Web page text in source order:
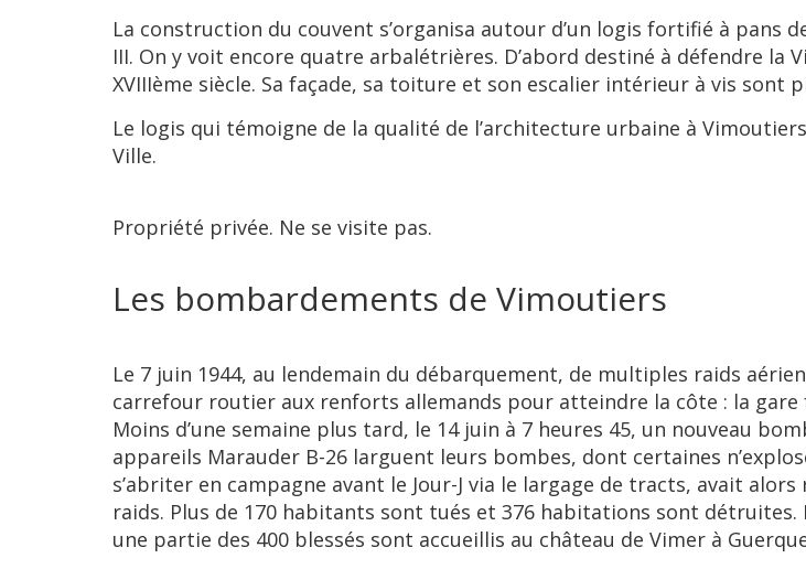
La construction du couvent s’organisa autour d’un logis fortifié à pans
III. On y voit encore quatre arbalétrières. D’abord destiné à défendre
XVIIIème siècle. Sa façade, sa toiture et son escalier intérieur à vis
Le logis qui témoigne de la qualité de l’architecture urbaine à
Ville.
Propriété privée. Ne se visite pas.
Les bombardements de Vimoutiers
Le 7 juin 1944, au lendemain du débarquement, de multiples raids
carrefour routier aux renforts allemands pour atteindre la côte : la gare
Moins d’une semaine plus tard, le 14 juin à 7 heures 45, un nouveau
appareils Marauder B-26 larguent leurs bombes, dont certaines
s’abriter en campagne avant le Jour-J via le largage de tracts, avait
raids. Plus de 170 habitants sont tués et 376 habitations sont
une partie des 400 blessés sont accueillis au château de Vimer à